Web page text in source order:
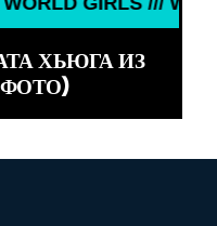
ХЬЮГА ИЗ
ФОТО)